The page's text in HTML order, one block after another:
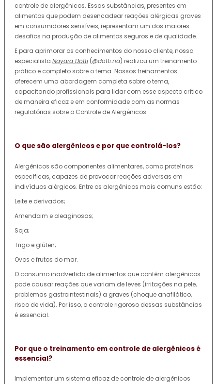
controle de alergênicos. Essas substâncias, presentes em
alimentos que podem desencadear reações alérgicas graves
em consumidores sensíveis, representam um dos maiores
desafios na produção de alimentos seguros e de qualidade.
E para aprimorar os conhecimentos do nosso cliente, nossa
especialista Nayara Dotti (@dotti.na) realizou um treinamento
prático e completo sobre o tema. Nossos treinamentos
oferecem uma abordagem completa sobre o tema,
capacitando profissionais para lidar com esse aspecto crítico
de maneira eficaz e em conformidade com as normas
regulatórias sobre o Controle de Alergênicos.
O que são alergênicos e por que controlá-los?
Alergênicos são componentes alimentares, como proteínas
específicas, capazes de provocar reações adversas em
indivíduos alérgicos. Entre os alergênicos mais comuns estão:
Leite e derivados;
Amendoim e oleaginosas;
Soja;
Trigo e glúten;
Ovos e frutos do mar.
O consumo inadvertido de alimentos que contêm alergênicos
pode causar reações que variam de leves (irritações na pele,
problemas gastrointestinais) a graves (choque anafilático,
risco de vida). Por isso, o controle rigoroso dessas substâncias
é essencial.
Por que o treinamento em controle de alergênicos é
essencial?
Implementar um sistema eficaz de controle de alergênicos